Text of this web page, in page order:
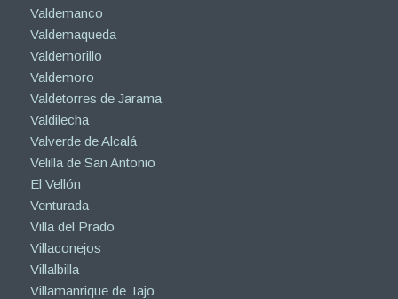
Valdemanco
Valdemaqueda
Valdemorillo
Valdemoro
Valdetorres de Jarama
Valdilecha
Valverde de Alcalá
Velilla de San Antonio
El Vellón
Venturada
Villa del Prado
Villaconejos
Villalbilla
Villamanrique de Tajo